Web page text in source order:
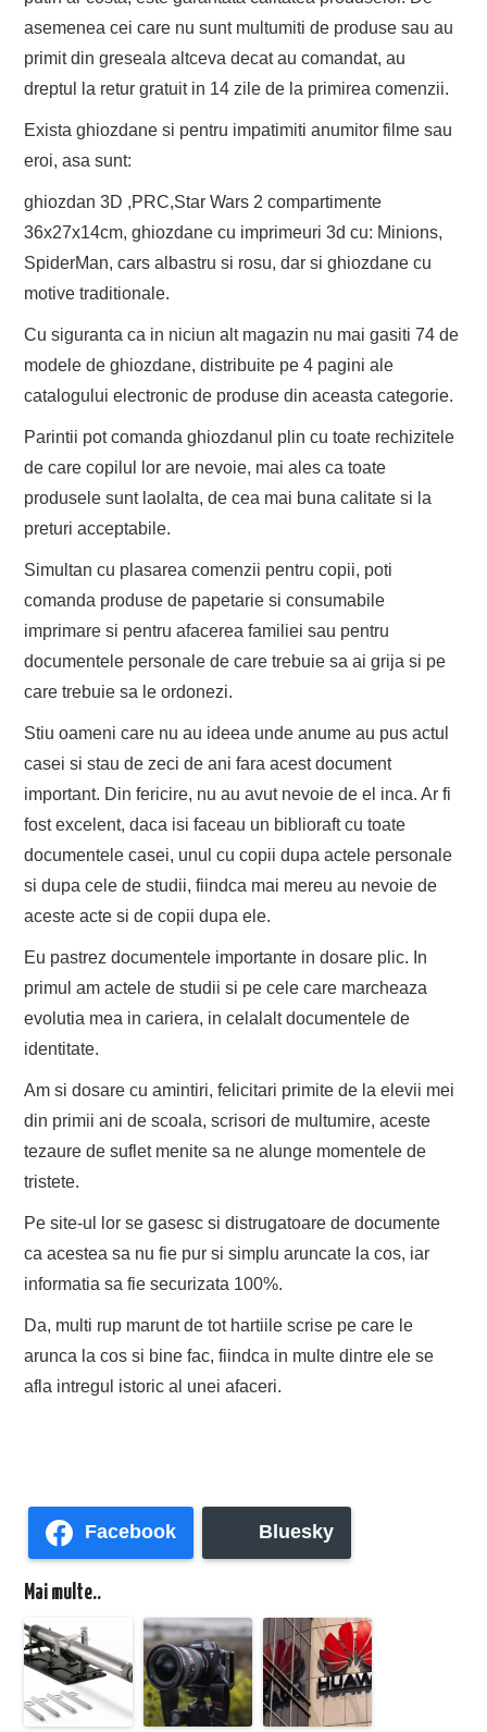
asemenea cei care nu sunt multumiti de produse sau au
primit din greseala altceva decat au comandat, au
dreptul la retur gratuit in 14 zile de la primirea comenzii.
Exista ghiozdane si pentru impatimiti anumitor filme sau
eroi, asa sunt:
ghiozdan 3D ,PRC,Star Wars 2 compartimente
36x27x14cm, ghiozdane cu imprimeuri 3d cu: Minions,
SpiderMan, cars albastru si rosu, dar si ghiozdane cu
motive traditionale.
Cu siguranta ca in niciun alt magazin nu mai gasiti 74 de
modele de ghiozdane, distribuite pe 4 pagini ale
catalogului electronic de produse din aceasta categorie.
Parintii pot comanda ghiozdanul plin cu toate rechizitele
de care copilul lor are nevoie, mai ales ca toate
produsele sunt laolalta, de cea mai buna calitate si la
preturi acceptabile.
Simultan cu plasarea comenzii pentru copii, poti
comanda produse de papetarie si consumabile
imprimare si pentru afacerea familiei sau pentru
documentele personale de care trebuie sa ai grija si pe
care trebuie sa le ordonezi.
Stiu oameni care nu au ideea unde anume au pus actul
casei si stau de zeci de ani fara acest document
important. Din fericire, nu au avut nevoie de el inca. Ar fi
fost excelent, daca isi faceau un biblioraft cu toate
documentele casei, unul cu copii dupa actele personale
si dupa cele de studii, fiindca mai mereu au nevoie de
aceste acte si de copii dupa ele.
Eu pastrez documentele importante in dosare plic. In
primul am actele de studii si pe cele care marcheaza
evolutia mea in cariera, in celalalt documentele de
identitate.
Am si dosare cu amintiri, felicitari primite de la elevii mei
din primii ani de scoala, scrisori de multumire, aceste
tezaure de suflet menite sa ne alunge momentele de
tristete.
Pe site-ul lor se gasesc si distrugatoare de documente
ca acestea sa nu fie pur si simplu aruncate la cos, iar
informatia sa fie securizata 100%.
Da, multi rup marunt de tot hartiile scrise pe care le
arunca la cos si bine fac, fiindca in multe dintre ele se
afla intregul istoric al unei afaceri.
Facebook Bluesky
Mai multe..